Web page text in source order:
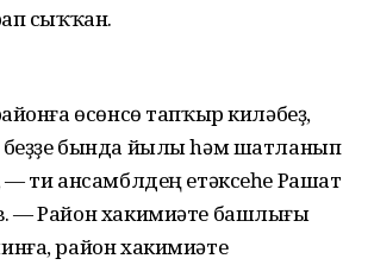
сыҡҡан.
өсөнсө тапҡыр киләбеҙ,
бында йылы hәм шатланып
ти ансамблдең етәксеһе Рашат
— Район хакимиәте башлығы
район хакимиәте